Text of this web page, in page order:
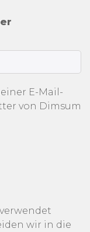
E-Mail-
von Dimsum
wir in die